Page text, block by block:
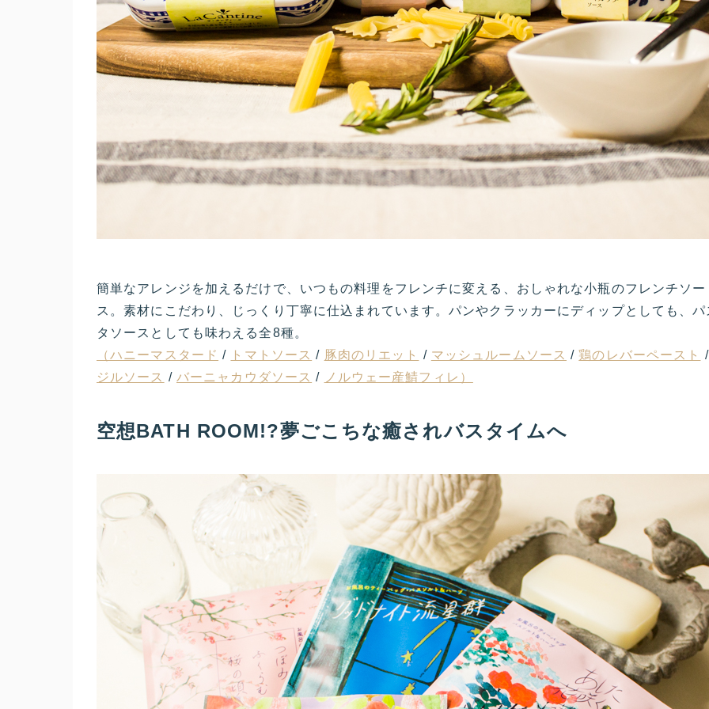
簡単なアレンジを加えるだけで、いつもの料理をフレンチに変える、おしゃれな小瓶のフレンチソー
ス。素材にこだわり、じっくり丁寧に仕込まれています。パンやクラッカーにディップとしても、パ
タソースとしても味わえる全8種。
（ハニーマスタード / トマトソース / 豚肉のリエット / マッシュルームソース /鶏のレバーペースト
ジルソース / バーニャカウダソース / ノルウェー産鯖フィレ）
空想BATH ROOM!?夢ごこちな癒されバスタイムへ